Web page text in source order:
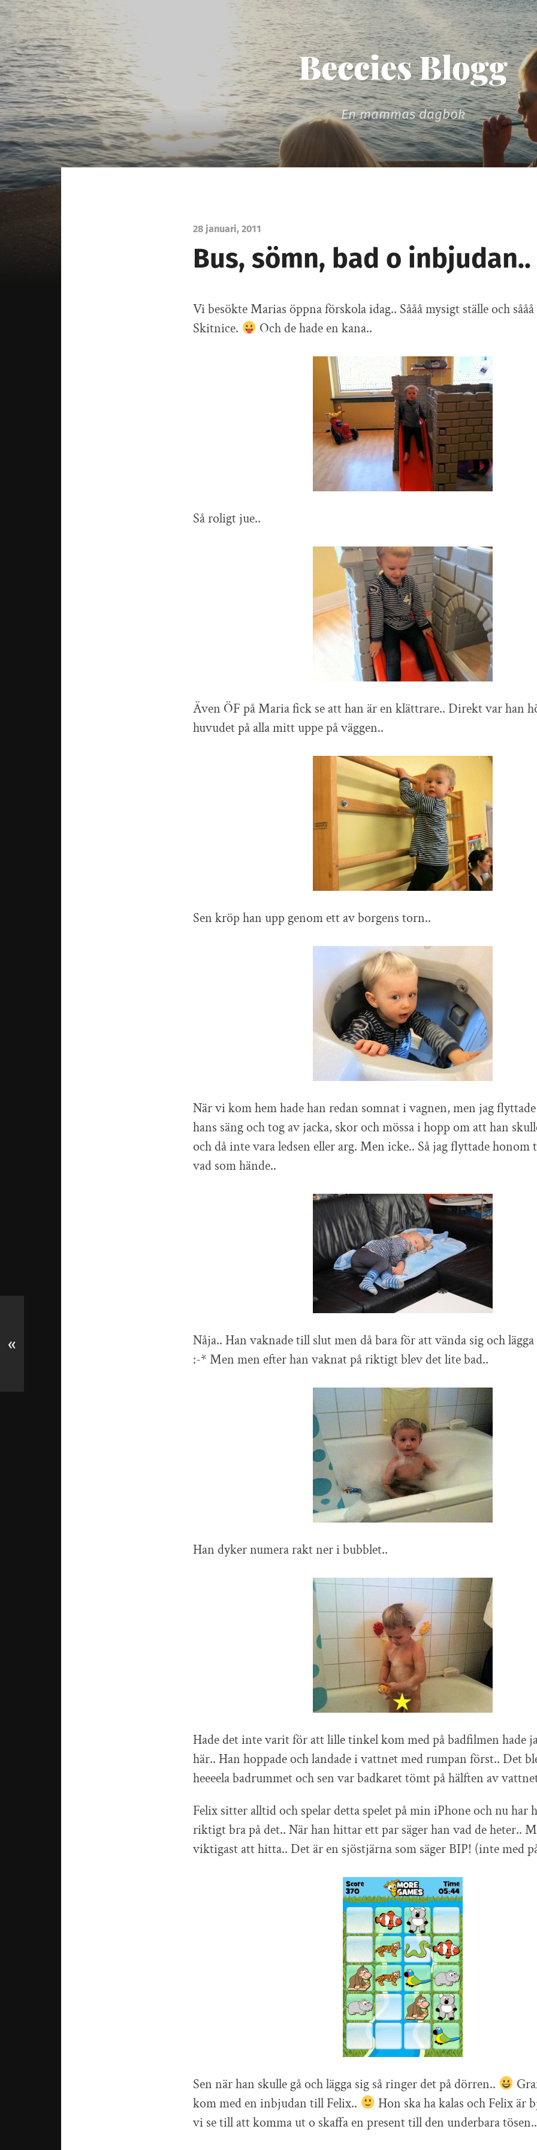
Beccies Blogg
En mammas dagbok
28 januari, 2011
Bus, sömn, bad o inbjudan..
Vi besökte Marias öppna förskola idag.. Sååå mysigt ställe och
Skitnice.
Och de hade en kana..
Så roligt jue..
Även ÖF på Maria fick se att han är en klättrare.. Direkt var han
huvudet på alla mitt uppe på väggen..
Sen kröp han upp genom ett av borgens torn..
När vi kom hem hade han redan somnat i vagnen, men jag
hans säng och tog av jacka, skor och mössa i hopp om att han
och då inte vara ledsen eller arg. Men icke.. Så jag flyttade honom
vad som hände..
Nåja.. Han vaknade till slut men då bara för att vända sig och
:-* Men men efter han vaknat på riktigt blev det lite bad..
Han dyker numera rakt ner i bubblet..
Hade det inte varit för att lille tinkel kom med på badfilmen hade
här.. Han hoppade och landade i vattnet med rumpan först.. Det
heeeela badrummet och sen var badkaret tömt på hälften av
Felix sitter alltid och spelar detta spelet på min iPhone och nu har
riktigt bra på det.. När han hittar ett par säger han vad de heter..
viktigast att hitta.. Det är en sjöstjärna som säger BIP! (inte med
Sen när han skulle gå och lägga sig så ringer det på dörren..
kom med en inbjudan till Felix..
Hon ska ha kalas och Felix är
vi se till att komma ut o skaffa en present till den underbara
«